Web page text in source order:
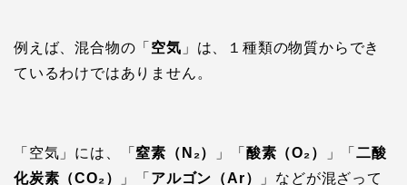
例えば、混合物の「 空気 」は、１種類の物質からでき
ているわけではありません。
「空気」には、「 窒素（N₂） 」「 酸素（O₂） 」「二酸
化炭素（CO₂）
」「 アルゴン（Ar）
」などが混ざって